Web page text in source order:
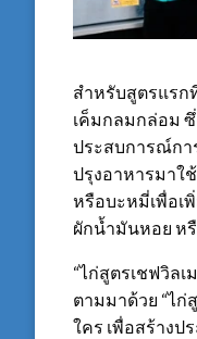
สำหรับสูตรแรก
เค็มกลมกล่อม
ประสบการณ์กา
ปรุงอาหารมาใ
หรือบะหมี่เพื่อเ
ผักน้ำมันหอย ห
“ไก่สูตรเชฟวิล
ตามมาด้วย “ไก่
ใคร เพื่อสร้าง